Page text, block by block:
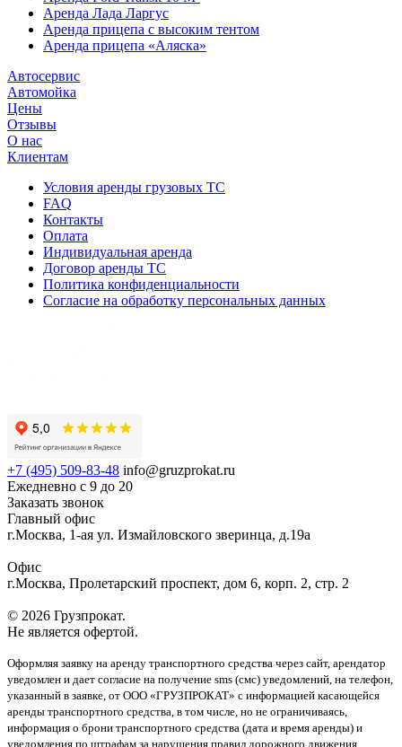
Аренда Лада Ларгус
Аренда прицепа с высоким тентом
Аренда прицепа «Аляска»
Автосервис
Автомойка
Цены
Отзывы
О нас
Клиентам
Условия аренды грузовых ТС
FAQ
Контакты
Оплата
Индивидуальная аренда
Договор аренды ТС
Политика конфиденциальности
Согласие на обработку персональных данных
+7 (495) 509-83-48 info@gruzprokat.ru
Ежедневно с 9 до 20
Заказать звонок
Главный офис
г.Москва, 1-ая ул. Измайловского зверинца, д.19а
Офис
г.Москва, Пролетарский проспект, дом 6, корп. 2, стр. 2
© 2026 Грузпрокат.
Не является офертой.
Оформляя заявку на аренду транспортного средства через сайт, арендатор
уведомлен и дает согласие на получение sms (смс) уведомлений, на телефон,
указанный в заявке, от ООО «ГРУЗПРОКАТ» с информацией касающейся
аренды транспортного средства, в том числе, но не ограничиваясь,
информация о брони транспортного средства (дата и время аренды) и
уведомления по штрафам за нарушения правил дорожного движения,